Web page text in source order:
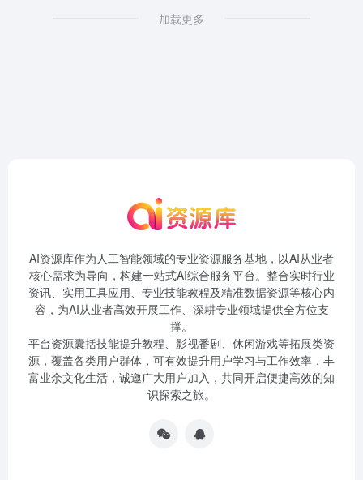
加载更多
AI资源库作为人工智能领域的专业资源服务基地，以AI从业者
核心需求为导向，构建一站式AI综合服务平台。整合实时行业
资讯、实用工具应用、专业技能教程及精准数据资源等核心内
容，为AI从业者高效开展工作、深耕专业领域提供全方位支
撑。
平台资源囊括技能提升教程、影视番剧、休闲游戏等拓展类资
源，覆盖各类用户群体，可有效提升用户学习与工作效率，丰
富业余文化生活，诚邀广大用户加入，共同开启便捷高效的知
识探索之旅。